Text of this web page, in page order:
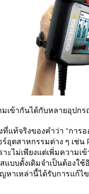
มเข้ากันได้กับหลายอุปก
ที่แท้จริงของคำว่า "กา
อุตสาหกรรมต่าง ๆ เช่
ะไม่เพียงแต่เพิ่มความ
บบดั้งเดิมจำเป็นต้องใ
หาเหล่านี้ได้รับการแก้